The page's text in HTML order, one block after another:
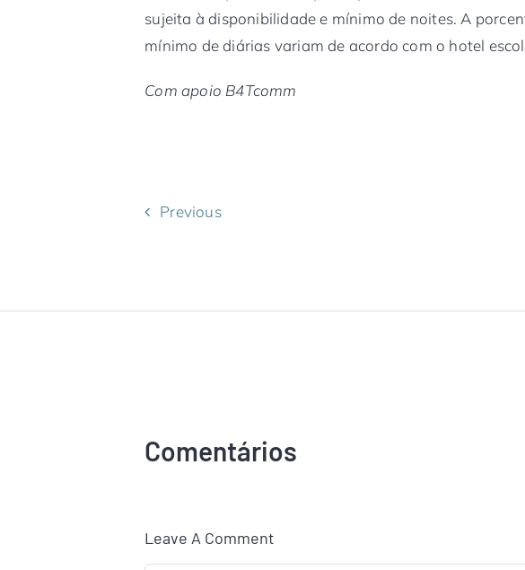
sujeita à disponibilidade e mínimo de noites. A
mínimo de diárias variam de acordo com o hotel
Com apoio B4Tcomm
Previous
Comentários
Leave A Comment